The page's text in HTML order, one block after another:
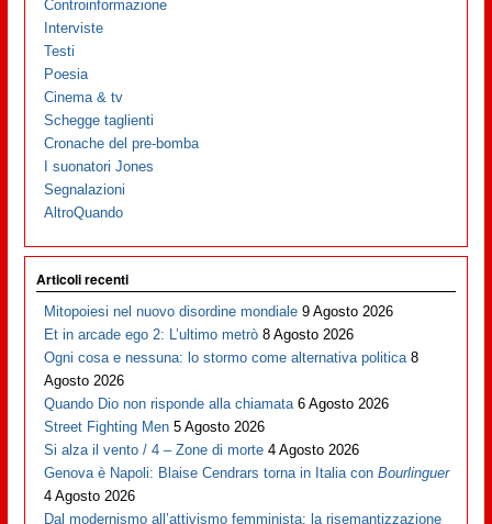
Controinformazione
Interviste
Testi
Poesia
Cinema & tv
Schegge taglienti
Cronache del pre-bomba
I suonatori Jones
Segnalazioni
AltroQuando
Articoli recenti
Mitopoiesi nel nuovo disordine mondiale 9 Agosto 2026
Et in arcade ego 2: L’ultimo metrò 8 Agosto 2026
Ogni cosa e nessuna: lo stormo come alternativa politica 8
Agosto 2026
Quando Dio non risponde alla chiamata 6 Agosto 2026
Street Fighting Men 5 Agosto 2026
Si alza il vento / 4 – Zone di morte 4 Agosto 2026
Genova è Napoli: Blaise Cendrars torna in Italia conBourlinguer
4 Agosto 2026
Dal modernismo all’attivismo femminista: la risemantizzazione